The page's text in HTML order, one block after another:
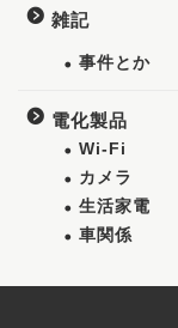
雑記
事件とか
電化製品
Wi-Fi
カメラ
生活家電
車関係